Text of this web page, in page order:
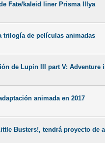
Fate/kaleid liner Prisma Illya
trilogía de películas animadas
de Lupin III part V: Adventure
animada en 2017
Busters!, tendrá proyecto de